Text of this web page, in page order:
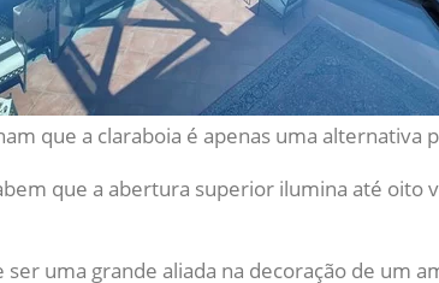
que a claraboia é apenas uma alternativa
que a abertura superior ilumina até oito
ser uma grande aliada na decoração de um